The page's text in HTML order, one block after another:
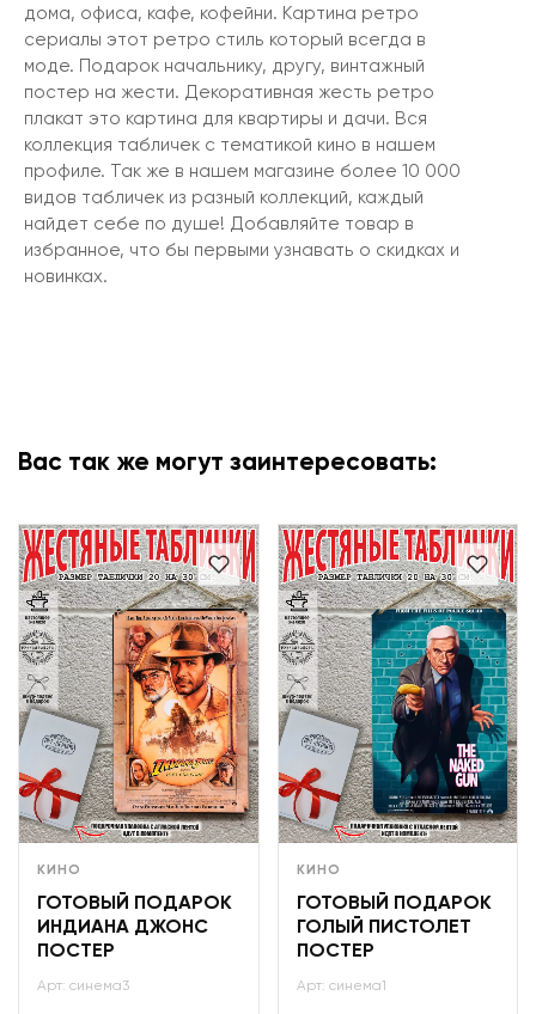
дома, офиса, кафе, кофейни. Картина ретро
сериалы этот ретро стиль который всегда в
моде. Подарок начальнику, другу, винтажный
постер на жести. Декоративная жесть ретро
плакат это картина для квартиры и дачи. Вся
коллекция табличек с тематикой кино в нашем
профиле. Так же в нашем магазине более 10 000
видов табличек из разный коллекций, каждый
найдет себе по душе! Добавляйте товар в
избранное, что бы первыми узнавать о скидках и
новинках.
Вас так же могут заинтересовать:
КИНО
ГОТОВЫЙ ПОДАРОК
ИНДИАНА ДЖОНС
ПОСТЕР
Арт: синема3
КИНО
ГОТОВЫЙ ПОДАРОК
ГОЛЫЙ ПИСТОЛЕТ
ПОСТЕР
Арт: синема1